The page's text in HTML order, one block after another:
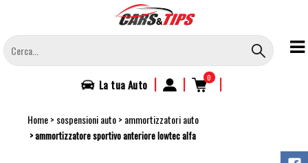
contenuto
principale
La tuaAuto | | 0 |
Home sospensioni auto ammortizzatori auto
ammortizzatore sportivo anteriore lowtec alfa